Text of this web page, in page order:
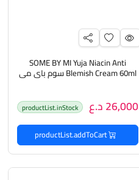
SOME BY MI Yuja Niacin Anti
Blemish Cream 60ml سوم باي مي
كريم مكافح لعيوب البشرة
26,000 د.ع productList.inStock
productList.addToCart